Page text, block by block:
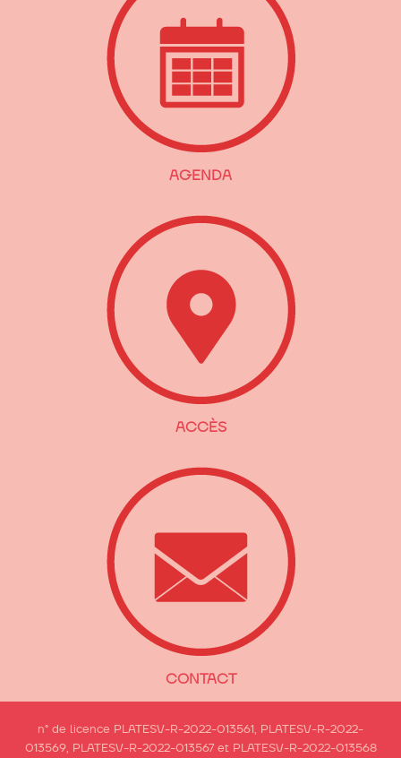
AGENDA
ACCÈS
CONTACT
n° de licence PLATESV-R-2022-013561, PLATESV-R-2022-
013569, PLATESV-R-2022-013567 et PLATESV-R-2022-013568